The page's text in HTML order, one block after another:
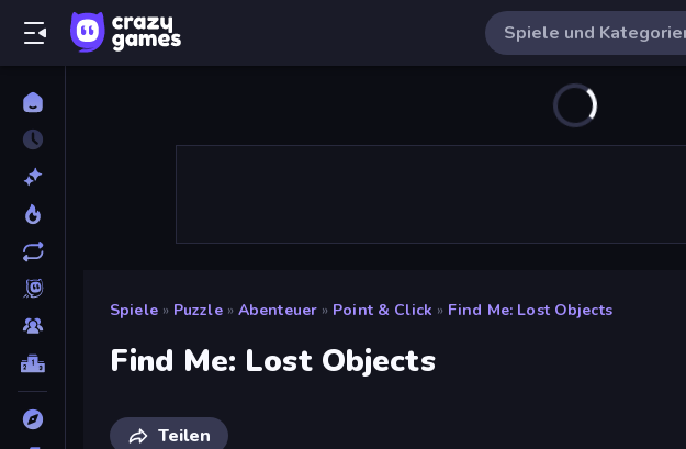
Spiele » Puzzle » Abenteuer » Point & Click » Find Me: Lost Objects
Find Me: Lost Objects
Teilen